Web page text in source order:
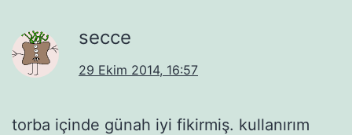
secce
29 Ekim 2014, 16:57
torba içinde günah iyi fikirmiş. kullanırım